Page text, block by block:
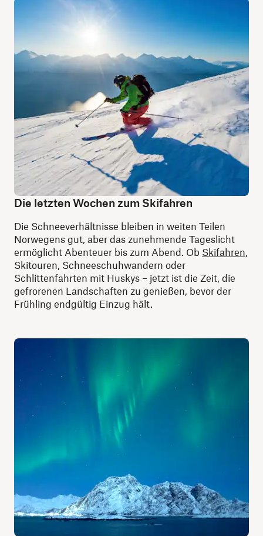
Die letzten Wochen zum Skifahren
Die Schneeverhältnisse bleiben in weiten Teilen
Norwegens gut, aber das zunehmende Tageslicht
ermöglicht Abenteuer bis zum Abend. Ob Skifahren,
Skitouren, Schneeschuhwandern oder
Schlittenfahrten mit Huskys – jetzt ist die Zeit, die
gefrorenen Landschaften zu genießen, bevor der
Frühling endgültig Einzug hält.